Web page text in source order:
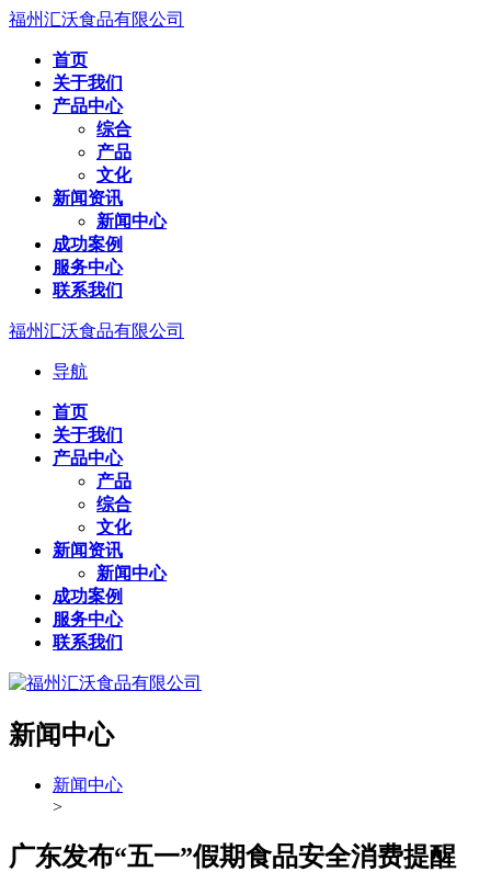
福州汇沃食品有限公司
首页
关于我们
产品中心
综合
产品
文化
新闻资讯
新闻中心
成功案例
服务中心
联系我们
福州汇沃食品有限公司
导航
首页
关于我们
产品中心
产品
综合
文化
新闻资讯
新闻中心
成功案例
服务中心
联系我们
新闻中心
新闻中心
>
广东发布“五一”假期食品安全消费提醒